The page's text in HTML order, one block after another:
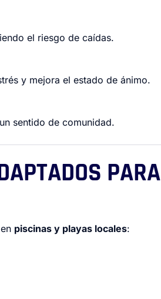
el riesgo de caídas.
y mejora el estado de ánimo.
sentido de comunidad.
PARA
piscinas y playas locales: